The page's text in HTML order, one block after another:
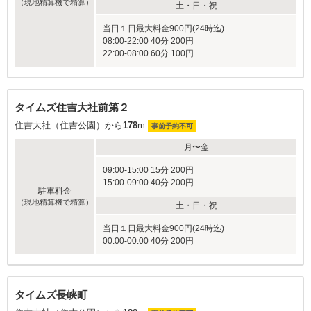
（現地精算機で精算） 土・日・祝
当日１日最大料金900円(24時迄)
08:00-22:00 40分 200円
22:00-08:00 60分 100円
タイムズ住吉大社前第２
住吉大社（住吉公園）から178m 事前予約不可
駐車料金
（現地精算機で精算）
月〜金
09:00-15:00 15分 200円
15:00-09:00 40分 200円
土・日・祝
当日１日最大料金900円(24時迄)
00:00-00:00 40分 200円
タイムズ長峡町